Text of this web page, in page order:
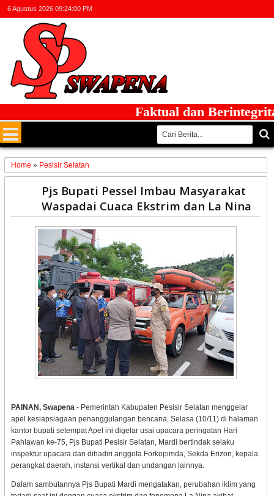
6 Agustus 2026 09:24:00 PM
Faktual dan Berintegritas
Home » Pesisir Selatan
Pjs Bupati Pessel Imbau Masyarakat
Waspadai Cuaca Ekstrim dan La Nina
PAINAN, Swapena- Pemerintah Kabupaten Pesisir Selatan menggelar
apel kesiapsiagaan penanggulangan bencana, Selasa (10/11) di halaman
kantor bupati setempat Apel ini digelar usai upacara peringatan Hari
Pahlawan ke-75, Pjs Bupati Pesisir Selatan, Mardi bertindak selaku
inspektur upacara dan dihadiri anggota Forkopimda, Sekda Erizon, kepala
perangkat daerah, instansi vertikal dan undangan lainnya.
Dalam sambutannya Pjs Bupati Mardi mengatakan, perubahan iklim yang